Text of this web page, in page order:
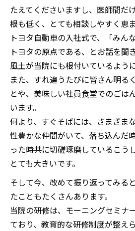
たえてくださいますし、医師間だ
根も低く、とても相談しやすく恵
トヨタ自動車の入社式で、「みん
トヨタの原点である、とお話を聞
風土が当院にも根付いているよう
また、すれ違うたびに皆さん明る
とや、美味しい社員食堂でのごは
います。
何より、すぐそばには、さまざま
性豊かな仲間がいて、落ち込んだ
った時共に切磋琢磨しているこう
とても大きいです。
そして今、改めて振り返ってみる
たこともたくさんあります。
当院の研修は、モーニングセミナ
ており、教育的な研修制度が整え